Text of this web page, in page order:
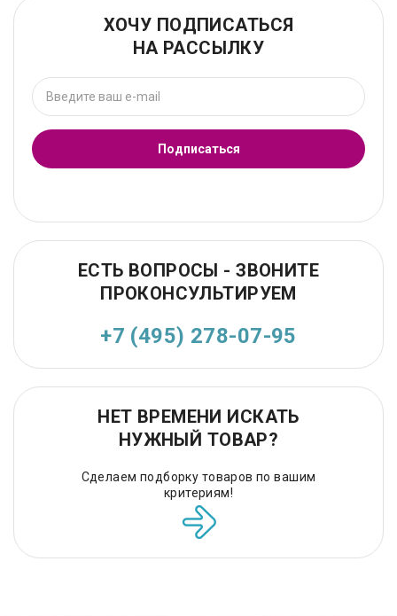
ХОЧУ ПОДПИСАТЬСЯ
НА РАССЫЛКУ
Подписаться
ЕСТЬ ВОПРОСЫ - ЗВОНИТЕ
ПРОКОНСУЛЬТИРУЕМ
+7 (495) 278-07-95
НЕТ ВРЕМЕНИ ИСКАТЬ
НУЖНЫЙ ТОВАР?
Сделаем подборку товаров по вашим
критериям!